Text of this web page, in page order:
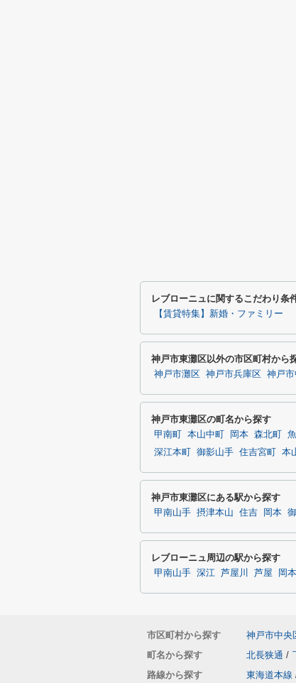
レブローニュに関するこだわり条
【賃貸特集】新婚・ファミリー
神戸市東灘区以外の市区町村から
神戸市灘区 神戸市兵庫区 神戸市
神戸市東灘区の町名から探す
甲南町 本山中町 岡本 森北町
深江本町
御影山手 住吉宮町 本
神戸市東灘区にある駅から探す
甲南山手 摂津本山 住吉 岡本
レブローニュ周辺の駅から探す
甲南山手 深江 芦屋川 芦屋 岡本
市区町村から探す 神戸市中央
町名から探す
北長狭通 /
路線から探す
東海道本線